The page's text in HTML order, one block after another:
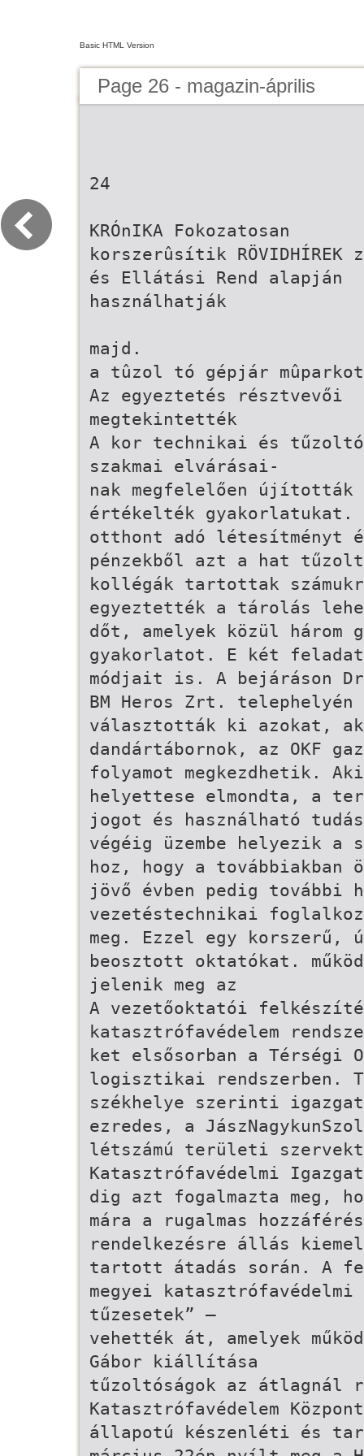
Basic HTML Version
Page 26 - magazin-április
24
KRÓnIKA Fokozatosan
korszerûsítik RÖVIDHÍREK
és Ellátási Rend alapján
használhatják
majd.
a tûzol tó gépjár mûparkot
Az egyeztetés résztvevői
megtekintették
A kor technikai és tűzoltó
szakmai elvárásai-
nak megfelelően újították
értékelték gyakorlatukat.
otthont adó létesítményt
pénzekből azt a hat
kollégák tartottak
egyeztették a tárolás
dőt, amelyek közül
gyakorlatot. E két
módjait is. A bejáráson
BM Heros Zrt. telephelyén
választották ki azokat,
dandártábornok, az OKF
folyamot megkezdhetik.
helyettese elmondta, a
jogot és használható
végéig üzembe helyezik a
hoz, hogy a
jövő évben pedig további
vezetéstechnikai
meg. Ezzel egy korszerű,
beosztott oktatókat.
jelenik meg az
A vezetőoktatói
katasztrófavédelem
ket elsősorban a Térségi
logisztikai rendszerben.
székhelye szerinti
ezredes, a
létszámú területi
Katasztrófavédelmi
dig azt fogalmazta meg,
mára a rugalmas
rendelkezésre állás
tartott átadás során. A
megyei katasztrófavédelmi
tűzesetek” –
vehették át, amelyek
Gábor kiállítása
tűzoltóságok az átlagnál
Katasztrófavédelem
állapotú készenléti és